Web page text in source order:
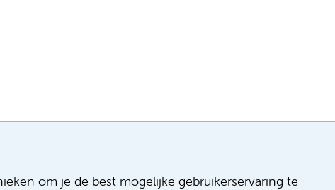
om je de best mogelijke gebruikerservaring te